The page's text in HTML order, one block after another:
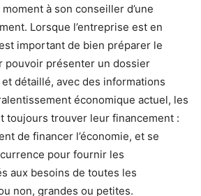
à son conseiller d’une
Lorsque l’entreprise est en
important de bien préparer le
pouvoir présenter un dossier
détaillé, avec des informations
économique actuel, les
toujours trouver leur financement :
de financer l’économie, et se
pour fournir les
aux besoins de toutes les
non, grandes ou petites.